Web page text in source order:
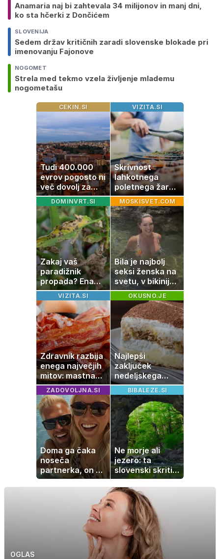
Anamaria naj bi zahtevala 34 milijonov in manj dni,
ko sta hčerki z Dončićem
SLOVENIJA
Sedem držav kritičnih zaradi slovenske blokade pri
imenovanju Fajonove
NOGOMET
Strela med tekmo vzela življenje mlademu
nogometašu
CEKIN.SI
Tudi 400.000
evrov pogosto ni
več dovolj za
nakup
stanovanja
VIZITA.SI
Skrivnost
lahkotnega
poletnega žara,
po katerem ne
boste
potrebovali
popoldanskega
spanca
DOMINVRT.SI
Zakaj vaš
paradižnik
propada? Ena
napaka lahko
uniči rastline –
tako jih rešite
MOSKISVET.COM
Bila je najbolj
seksi ženska na
svetu, v bikiniju
znova navdušila
VIZITA.SI
Zdravnik razbija
enega največjih
mitov: mastna
jetra ne
nastanejo zaradi
slanine, temveč
zaradi živila, ki
ga imamo vsi
radi
OKUSNO.JE
Najlepši
zaključek
nedeljskega
kosila: 8 sladic
brez peke, ki se
jih vsi veselijo
ZADOVOLJNA.SI
Doma ga čaka
noseča
partnerka, on pa
dopustuje z
drugo
BIBALEZE.SI
Ne morje ali
jezero: ta
slovenski skriti
raj je kot
ustvarjen za
družinski izlet
OGLAS